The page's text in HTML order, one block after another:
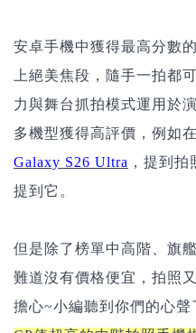
安卓手機中獲得最高分數的
上絕美焦段，隨手一拍都
力與舞台抓拍模式運用於
多機型獲得高評價，例如
Galaxy S26 Ultra ，提到
提到它。
但是除了榜單中高階、 旗艦
難道沒有價格便宜，拍照
擔心~小編聽到你們的心